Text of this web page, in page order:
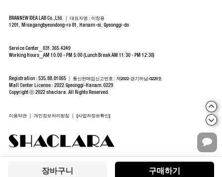
장바구니 구매하기
BRANNEW IDEA LAB Co.,Ltd. ｜ 대표자명 : 이창용
1201, Misagangbyeondong-ro 81, Hanam-si, Gyeonggi-do
Service Center
031.365.4249
Working Hours
AM 10:00 - PM 5:00 (Lunch Break AM 11:30 - PM 12:30)
Registration : 535.88.01065 ｜ 통신판매업신고번호 : 제2022-경기하남-0229호
Mall Center License : 2022.Gyeonggi-Hanam.0229
Copyright ⓒ 2022 shaclara. All Rights Reserved.
이용약관 개인정보처리방침 [사업자정보확인]